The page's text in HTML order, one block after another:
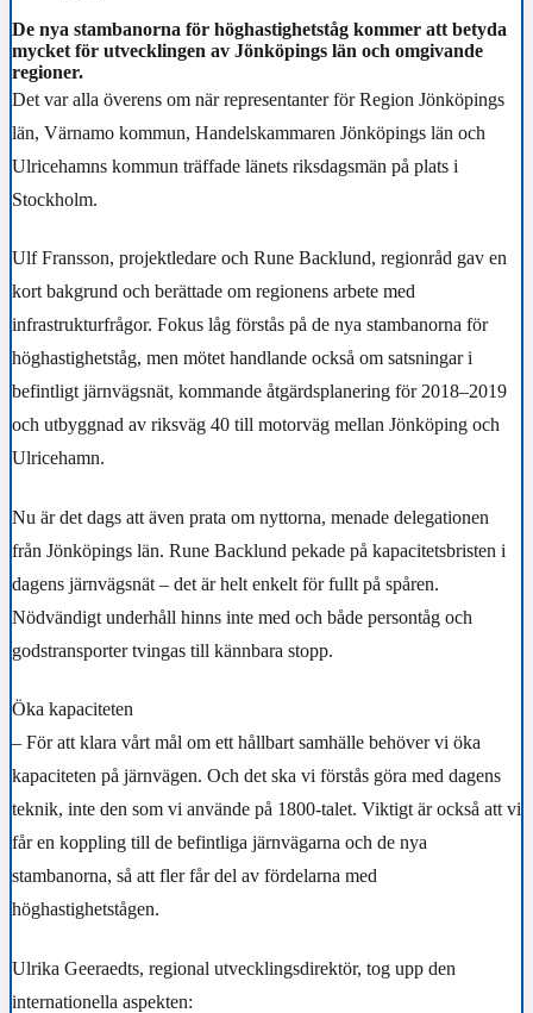
De nya stambanorna för höghastighetståg kommer att betyda
mycket för utvecklingen av Jönköpings län och omgivande
regioner.
Det var alla överens om när representanter för Region Jönköpings
län, Värnamo kommun, Handelskammaren Jönköpings län och
Ulricehamns kommun träffade länets riksdagsmän på plats i
Stockholm.
Ulf Fransson, projektledare och Rune Backlund, regionråd gav en
kort bakgrund och berättade om regionens arbete med
infrastrukturfrågor. Fokus låg förstås på de nya stambanorna för
höghastighetståg, men mötet handlande också om satsningar i
befintligt järnvägsnät, kommande åtgärdsplanering för 2018–2019
och utbyggnad av riksväg 40 till motorväg mellan Jönköping och
Ulricehamn.
Nu är det dags att även prata om nyttorna, menade delegationen
från Jönköpings län. Rune Backlund pekade på kapacitetsbristen i
dagens järnvägsnät – det är helt enkelt för fullt på spåren.
Nödvändigt underhåll hinns inte med och både persontåg och
godstransporter tvingas till kännbara stopp.
Öka kapaciteten
– För att klara vårt mål om ett hållbart samhälle behöver vi öka
kapaciteten på järnvägen. Och det ska vi förstås göra med dagens
teknik, inte den som vi använde på 1800-talet. Viktigt är också att vi
får en koppling till de befintliga järnvägarna och de nya
stambanorna, så att fler får del av fördelarna med
höghastighetstågen.
Ulrika Geeraedts, regional utvecklingsdirektör, tog upp den
internationella aspekten: